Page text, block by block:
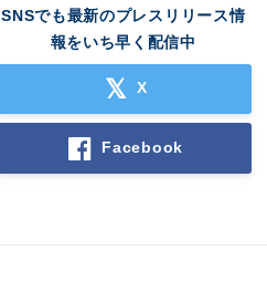
SNSでも最新のプレスリリース情
報をいち早く配信中
X
Facebook